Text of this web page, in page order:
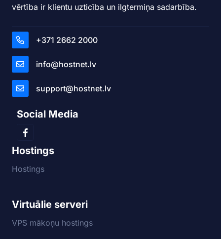
vērtība ir klientu uzticība un ilgtermiņa sadarbība.
+371 2662 2000
info@hostnet.lv
support@hostnet.lv
Social Media
Hostings
Hostings
Virtuālie serveri
VPS mākoņu hostings